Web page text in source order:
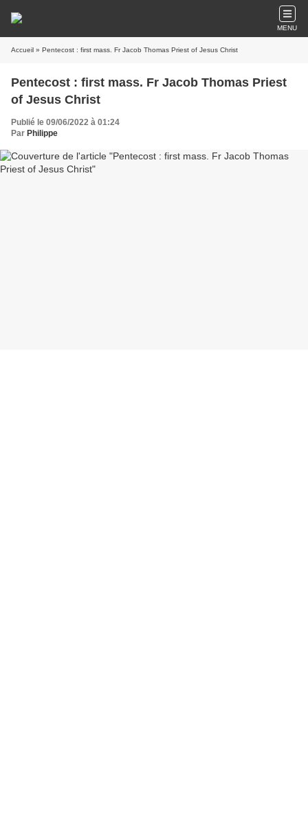
MENU
Accueil » Pentecost : first mass. Fr Jacob Thomas Priest of Jesus Christ
Pentecost : first mass. Fr Jacob Thomas Priest
of Jesus Christ
Publié le 09/06/2022 à 01:24
Par Philippe